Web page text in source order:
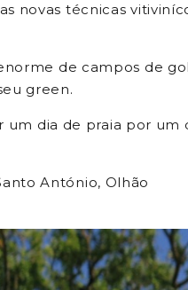
novas técnicas
de campos de
green.
dia de praia por
António, Olhão